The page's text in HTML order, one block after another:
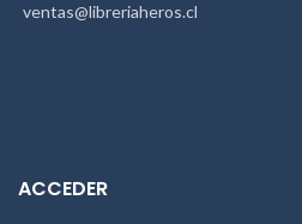
ventas@libreriaheros.cl
ACCEDER